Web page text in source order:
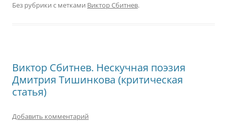
Без рубрики с метками Виктор Сбитнев.
Виктор Сбитнев. Нескучная поэзия
Дмитрия Тишинкова (критическая
статья)
Добавить комментарий